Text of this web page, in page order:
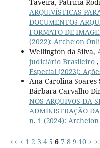
Taveira, Patrícia
ARQUIVÍSTICAS
DOCUMENTOS
FORMATO DE
(2022): Archeion
Wellington da Silva,
judiciário Brasileiro ,
Especial (2023):
Ana Carolina Soares
Bárbara Carvalho
NOS ARQUIVOS DA
ADMINISTRAÇÃO
n. 1 (2024):
<< < 1 2 3 4 5 6 7 8 9 10 >